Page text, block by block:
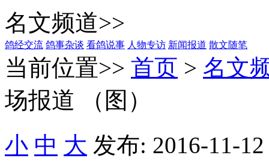
名文频道>>
鸽经交流 鸽事杂谈 看鸽说事 人物专访 新闻报道 散文随笔
当前位置>> 首页 > 名文
场报道 （图）
小 中 大 发布: 2016-11-